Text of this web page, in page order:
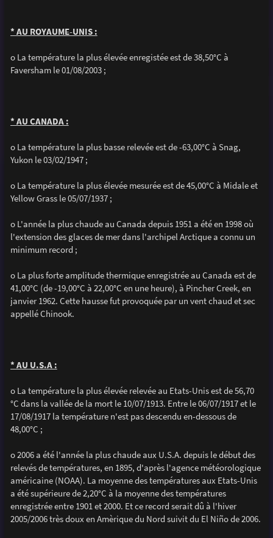
* AU ROYAUME-UNIS :
o La température la plus élevée enregistée est de 38,50°C à
Faversham le 01/08/2003 ;
* AU CANADA :
o La température la plus basse relevée est de -63,00°C à Snag,
Yukon le 03/02/1947 ;
o La température la plus élevée mesurée est de 45,00°C à Midale et
Yellow Grass le 05/07/1937 ;
o L'année la plus chaude au Canada depuis 1951 a été en 1998 où
l'extension des glaces de mer dans l'archipel Arctique a connu un
minimum record ;
o La plus forte amplitude thermique enregistrée au Canada est de
41,00°C (de -19,00°C à 22,00°C en une heure), à Pincher Creek, en
janvier 1962. Cette hausse fut provoquée par un vent chaud et sec
appellé Chinook.
* AU U.S.A :
o La température la plus élevée relevée au Etats-Unis est de 56,70
°C dans la vallée de la mort le 10/07/1913. Entre le 06/07/1917 et le
17/08/1917 la température n'est pas descendu en-dessous de
48,00°C ;
o 2006 a été l'année la plus chaude aux U.S.A. depuis le début des
relevés de températures, en 1895, d'après l'agence météorologique
américaine (NOAA). La moyenne des températures aux Etats-Unis
a été supérieure de 2,20°C à la moyenne des températures
enregistrée entre 1901 et 2000. Et ce record serait dû à l'hiver
2005/2006 très doux en Amèrique du Nord suivit du El Niño de 2006.